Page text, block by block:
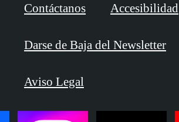
Contáctanos Accesibilidad
Darse de Baja del Newsletter
Aviso Legal